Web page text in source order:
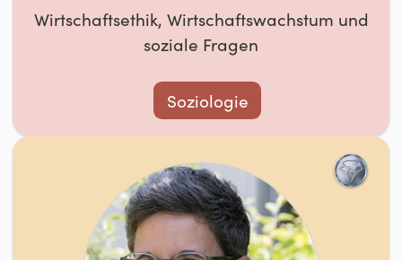
Wirtschaftsethik, Wirtschaftswachstum und
soziale Fragen
Soziologie